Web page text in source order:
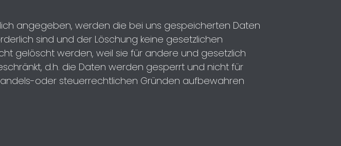
angegeben, werden die bei uns gespeicherten Daten
sind und der Löschung keine gesetzlichen
gelöscht werden, weil sie für andere und gesetzlich
d.h. die Daten werden gesperrt und nicht für
oder steuerrechtlichen Gründen aufbewahren